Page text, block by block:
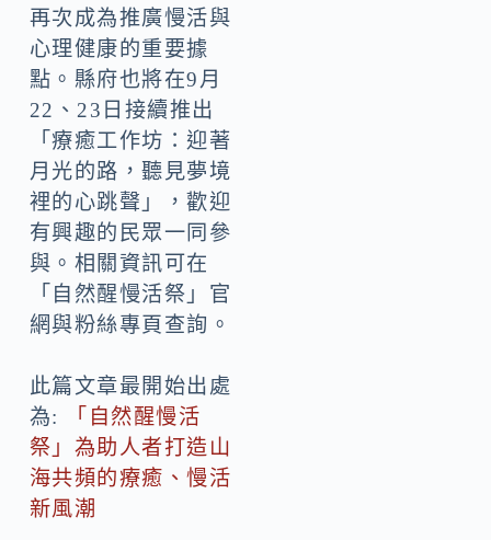
再次成為推廣慢活與
心理健康的重要據
點。縣府也將在9月
22、23日接續推出
「療癒工作坊：迎著
月光的路，聽見夢境
裡的心跳聲」，歡迎
有興趣的民眾一同參
與。相關資訊可在
「自然醒慢活祭」官
網與粉絲專頁查詢。
此篇文章最開始出處
為:
「自然醒慢活
祭」為助人者打造山
海共頻的療癒、慢活
新風潮